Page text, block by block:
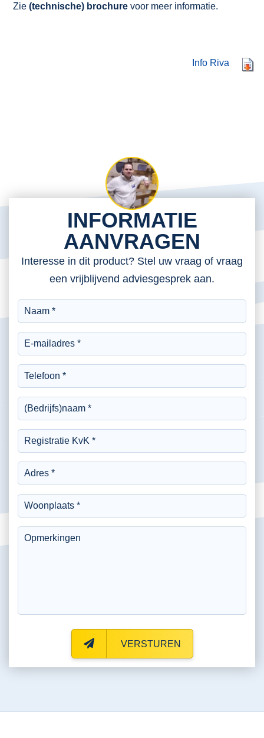
Zie (technische) brochure voor meer informatie.
Info Riva
INFORMATIE
AANVRAGEN
Interesse in dit product? Stel uw vraag of vraag
een vrijblijvend adviesgesprek aan.
VERSTUREN